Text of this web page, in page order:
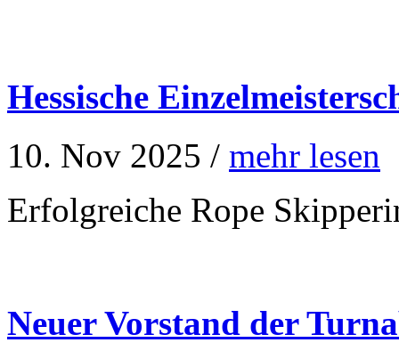
Hessische
10. Nov 2025 / mehr lesen
Erfolgreiche Rope
Neuer Vorstand der